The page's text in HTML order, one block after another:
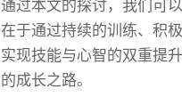
通过本文的探讨，我们可
在于通过持续的训练、积
实现技能与心智的双重提
的成长之路。